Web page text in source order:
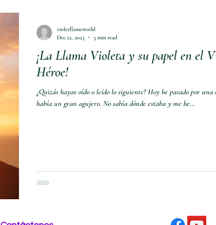
¡La Llama Violeta y su papel en el
Héroe!
¿Quizás hayas oído o leído lo siguiente? Hoy he pasado por
había un gran agujero. No sabía dónde estaba y me he...
violetflameworld
Dec 12, 2023
3 min read